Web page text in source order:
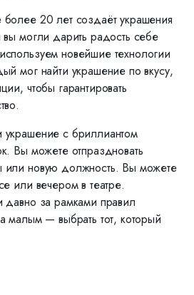
20 лет создаёт украшения
могли дарить радость себе
новейшие технологии
мог найти украшение по вкусу,
чтобы гарантировать
с бриллиантом
Вы можете отпраздновать
или новую должность. Вы можете
или вечером в театре.
давно за рамками правил
малым — выбрать тот, который